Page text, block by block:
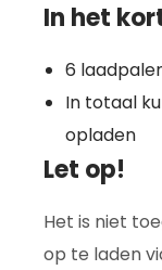
In het
6
In totaal
opladen
Let op!
Het is niet
op te laden